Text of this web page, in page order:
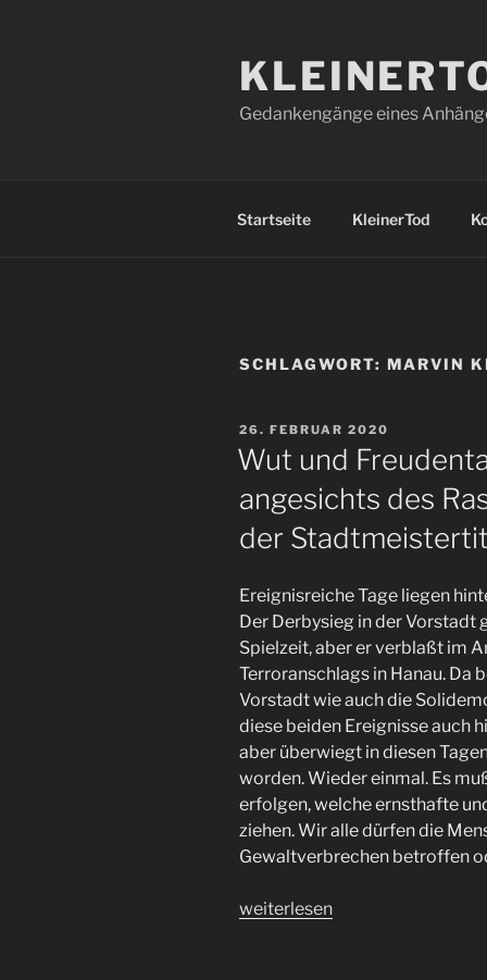
Gedankengänge eines
Startseite KleinerTod
SCHLAGWORT: MARVIN
VERÖFFENTLICHT
AM
26. FEBRUAR 2020
Wut und
angesichts des
der
Ereignisreiche Tage liegen
Der Derbysieg in der Vorstadt
Spielzeit, aber er verblaßt im
Terroranschlags in Hanau. Da
Vorstadt wie auch die
diese beiden Ereignisse auch
aber überwiegt in diesen
worden. Wieder einmal. Es
erfolgen, welche ernsthafte
ziehen. Wir alle dürfen die
Gewaltverbrechen betroffen
„Wut
weiterlesen